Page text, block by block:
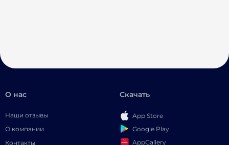
О нас
Наши отзывы
О компании
Контакты
Скачать
App Store
Google Play
AppGallery